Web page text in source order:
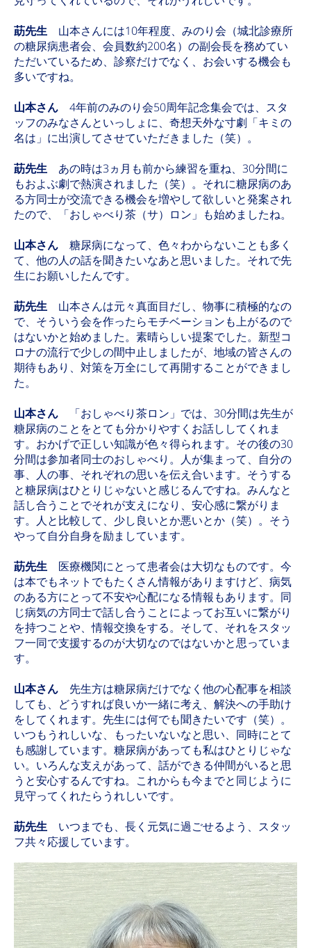
莇先生 山本さんには10年程度、みのり会（城北診療所
の糖尿病患者会、会員数約200名）の副会長を務めてい
ただいているため、診察だけでなく、お会いする機会も
多いですね。
山本さん 4年前のみのり会50周年記念集会では、スタ
ッフのみなさんといっしょに、奇想天外な寸劇「キミの
名は」に出演してさせていただきました（笑）。
莇先生 あの時は3ヵ月も前から練習を重ね、30分間に
もおよぶ劇で熱演されました（笑）。それに糖尿病のあ
る方同士が交流できる機会を増やして欲しいと発案され
たので、「おしゃべり茶（サ）ロン」も始めましたね。
山本さん 糖尿病になって、色々わからないことも多く
て、他の人の話を聞きたいなあと思いました。それで先
生にお願いしたんです。
莇先生 山本さんは元々真面目だし、物事に積極的なの
で、そういう会を作ったらモチベーションも上がるので
はないかと始めました。素晴らしい提案でした。新型コ
ロナの流行で少しの間中止しましたが、地域の皆さんの
期待もあり、対策を万全にして再開することができまし
た。
山本さん 「おしゃべり茶ロン」では、30分間は先生が
糖尿病のことをとても分かりやすくお話ししてくれま
す。おかげで正しい知識が色々得られます。その後の30
分間は参加者同士のおしゃべり。人が集まって、自分の
事、人の事、それぞれの思いを伝え合います。そうする
と糖尿病はひとりじゃないと感じるんですね。みんなと
話し合うことでそれが支えになり、安心感に繋がりま
す。人と比較して、少し良いとか悪いとか（笑）。そう
やって自分自身を励ましています。
莇先生 医療機関にとって患者会は大切なものです。今
は本でもネットでもたくさん情報がありますけど、病気
のある方にとって不安や心配になる情報もあります。同
じ病気の方同士で話し合うことによってお互いに繋がり
を持つことや、情報交換をする。そして、それをスタッ
フ一同で支援するのが大切なのではないかと思っていま
す。
山本さん 先生方は糖尿病だけでなく他の心配事を相談
しても、どうすれば良いか一緒に考え、解決への手助け
をしてくれます。先生には何でも聞きたいです（笑）。
いつもうれしいな、もったいないなと思い、同時にとて
も感謝しています。糖尿病があっても私はひとりじゃな
い。いろんな支えがあって、話ができる仲間がいると思
うと安心するんですね。これからも今までと同じように
見守ってくれたらうれしいです。
莇先生 いつまでも、長く元気に過ごせるよう、スタッ
フ共々応援しています。